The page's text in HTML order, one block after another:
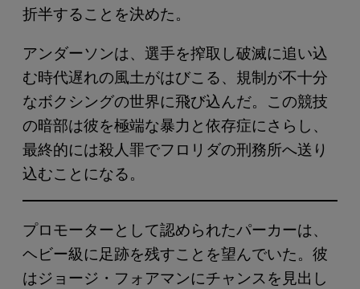
折半することを決めた。
アンダーソンは、選手を搾取し破滅に追い込
む時代遅れの風土がはびこる、規制が不十分
なボクシングの世界に飛び込んだ。この競技
の暗部は彼を極端な暴力と依存症にさらし、
最終的には殺人罪でフロリダの刑務所へ送り
込むことになる。
プロモーターとして認められたパーカーは、
ヘビー級に足跡を残すことを望んでいた。彼
はジョージ・フォアマンにチャンスを見出し